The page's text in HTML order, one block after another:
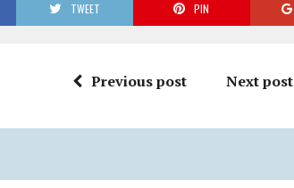
TWEET PIN
Previous post Next post